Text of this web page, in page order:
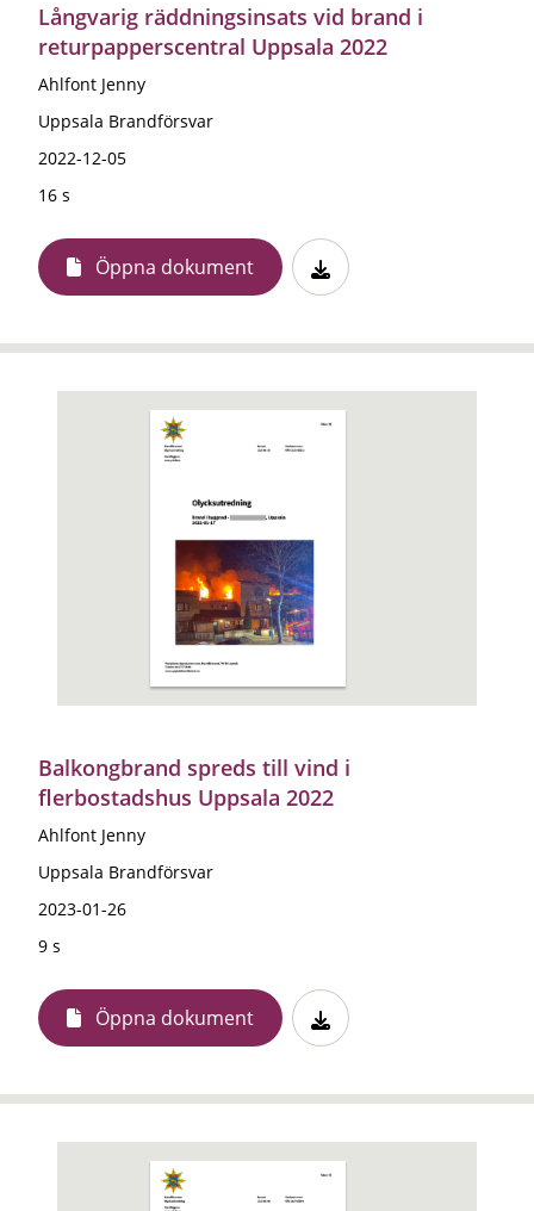
Långvarig räddningsinsats vid brand i
returpapperscentral Uppsala 2022
Ahlfont Jenny
Uppsala Brandförsvar
2022-12-05
16 s
Öppna dokument
Balkongbrand spreds till vind i
flerbostadshus Uppsala 2022
Ahlfont Jenny
Uppsala Brandförsvar
2023-01-26
9 s
Öppna dokument